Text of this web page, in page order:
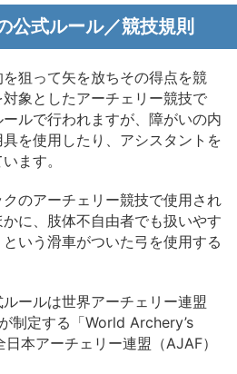
公式ルール／競技規則
狙って矢を放ちその得点を競
象としたアーチェリー競技で
ルで行われますが、障がいの内
を使用したり、アシスタントを
ます。
のアーチェリー競技で使用され
に、肢体不自由者でも扱いやす
いう滑車がついた弓を使用する
ールは世界アーチェリー連盟
制定する「World Archery’s
本アーチェリー連盟（AJAF）